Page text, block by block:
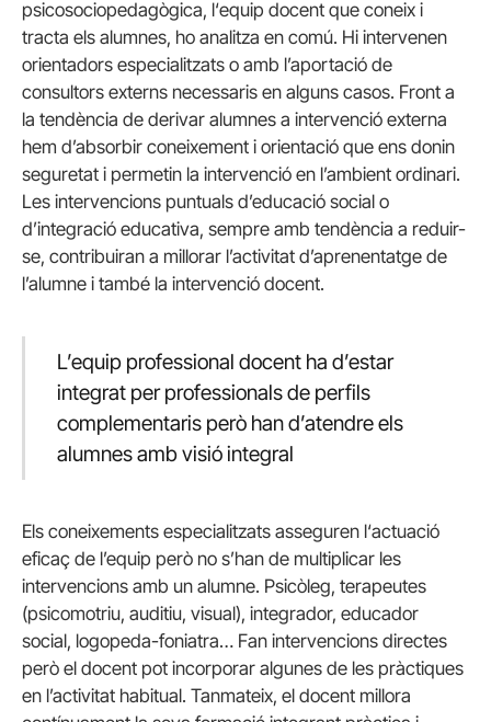
psicosociopedagògica, l‘equip docent que coneix i
tracta els alumnes, ho analitza en comú. Hi intervenen
orientadors especialitzats o amb l’aportació de
consultors externs necessaris en alguns casos. Front a
la tendència de derivar alumnes a intervenció externa
hem d’absorbir coneixement i orientació que ens donin
seguretat i permetin la intervenció en l’ambient ordinari.
Les intervencions puntuals d’educació social o
d’integració educativa, sempre amb tendència a reduir-
se, contribuiran a millorar l’activitat d’aprenentatge de
l’alumne i també la intervenció docent.
L’equip professional docent ha d’estar
integrat per professionals de perfils
complementaris però han d’atendre els
alumnes amb visió integral
Els coneixements especialitzats asseguren l‘actuació
eficaç de l’equip però no s’han de multiplicar les
intervencions amb un alumne. Psicòleg, terapeutes
(psicomotriu, auditiu, visual), integrador, educador
social, logopeda-foniatra… Fan intervencions directes
però el docent pot incorporar algunes de les pràctiques
en l’activitat habitual. Tanmateix, el docent millora